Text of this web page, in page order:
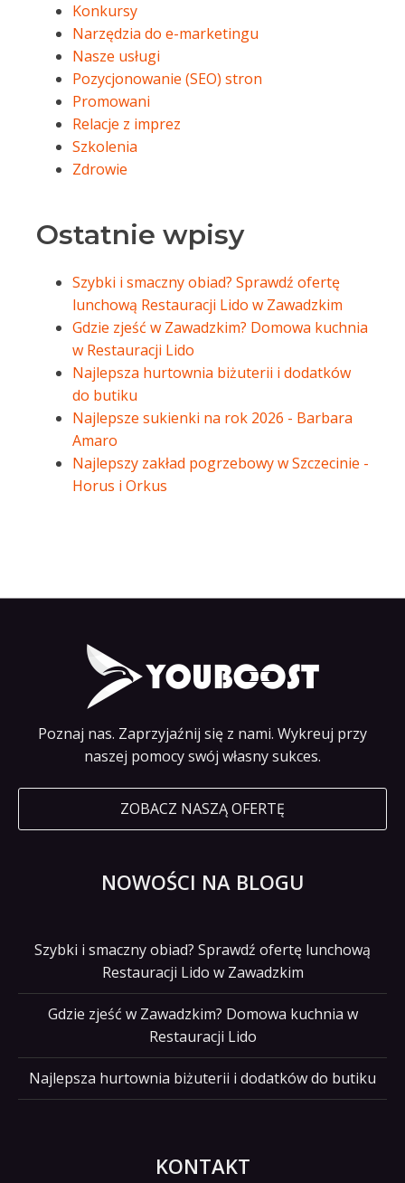
Konkursy
Narzędzia do e-marketingu
Nasze usługi
Pozycjonowanie (SEO) stron
Promowani
Relacje z imprez
Szkolenia
Zdrowie
Ostatnie wpisy
Szybki i smaczny obiad? Sprawdź ofertę
lunchową Restauracji Lido w Zawadzkim
Gdzie zjeść w Zawadzkim? Domowa kuchnia
w Restauracji Lido
Najlepsza hurtownia biżuterii i dodatków
do butiku
Najlepsze sukienki na rok 2026 - Barbara
Amaro
Najlepszy zakład pogrzebowy w Szczecinie -
Horus i Orkus
Poznaj nas. Zaprzyjaźnij się z nami. Wykreuj przy
naszej pomocy swój własny sukces.
ZOBACZ NASZĄ OFERTĘ
NOWOŚCI NA BLOGU
Szybki i smaczny obiad? Sprawdź ofertę lunchową
Restauracji Lido w Zawadzkim
Gdzie zjeść w Zawadzkim? Domowa kuchnia w
Restauracji Lido
Najlepsza hurtownia biżuterii i dodatków do butiku
KONTAKT